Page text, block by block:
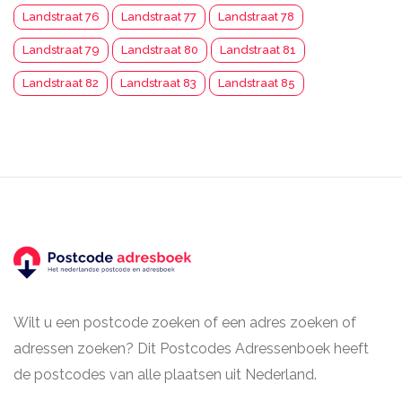
Landstraat 76 Landstraat 77 Landstraat 78
Landstraat 79 Landstraat 80 Landstraat 81
Landstraat 82 Landstraat 83 Landstraat 85
Wilt u een postcode zoeken of een adres zoeken of
adressen zoeken? Dit Postcodes Adressenboek heeft
de postcodes van alle plaatsen uit Nederland.